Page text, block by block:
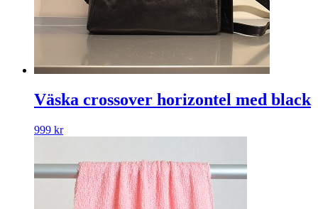
Väska crossover horizontel med black
999 kr